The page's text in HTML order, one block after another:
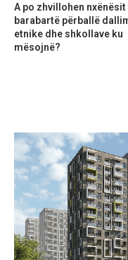
A po zhvillohen nxënësit
barabartë përballë
etnike dhe shkollave ku
mësojnë?